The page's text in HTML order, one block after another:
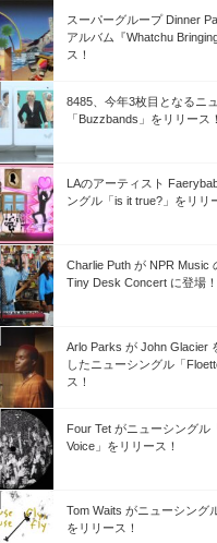
スーパーグループ Dinner
アルバム『Whatchu
ス！
8485、今年3枚目となるニ
「Buzzbands」をリリース！
LAのアーティスト
ングル「is it true?」をリリ
Charlie Puth が NPR Music
Tiny Desk Concert に登場！
Arlo Parks が John Glacier
したニューシングル「
ス！
Four Tet がニューシングル
Voice」をリリース！
Tom Waits がニューシング
をリリース！